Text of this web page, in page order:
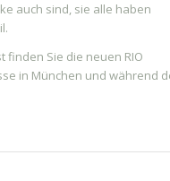
auch sind, sie alle haben
finden Sie die neuen RIO
in München und während